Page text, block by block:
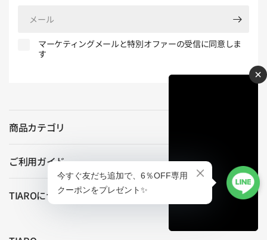
マーケティングメールと特別オファーの受信に同意しま
す
商品カテゴリ
ご利用ガイド
TIAROについて
×